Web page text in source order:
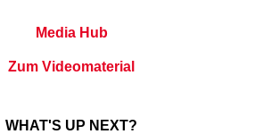
Media Hub
Zum Videomaterial
WHAT'S UP NEXT?